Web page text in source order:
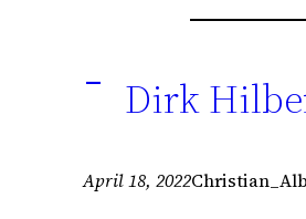
A Dirk
April 18, 2022